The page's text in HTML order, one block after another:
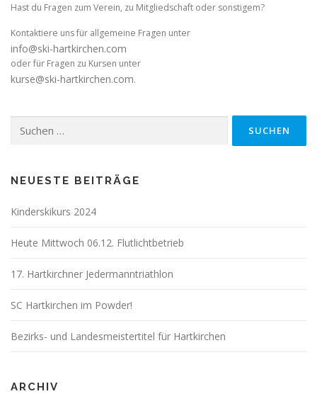
Hast du Fragen zum Verein, zu Mitgliedschaft oder sonstigem?
Kontaktiere uns für allgemeine Fragen unter
info@ski-hartkirchen.com
oder für Fragen zu Kursen unter
kurse@ski-hartkirchen.com.
nach:
NEUESTE BEITRÄGE
Kinderskikurs 2024
Heute Mittwoch 06.12. Flutlichtbetrieb
17. Hartkirchner Jedermanntriathlon
SC Hartkirchen im Powder!
Bezirks- und Landesmeistertitel für Hartkirchen
ARCHIV